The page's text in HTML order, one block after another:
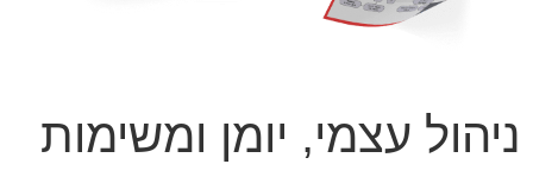
ניהול עצמי, יומן ומשימות